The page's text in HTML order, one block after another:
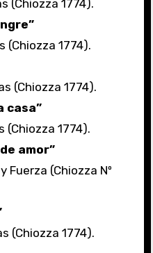
(Chiozza 1774).
(Chiozza 1774).
(Chiozza 1774).
casa”
(Chiozza 1774).
amor”
Fuerza (Chiozza Nº
(Chiozza 1774).